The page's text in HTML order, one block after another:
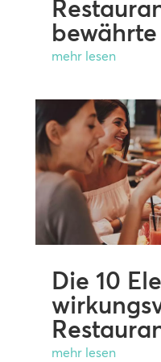
mehr lesen
Die 10
mehr lesen